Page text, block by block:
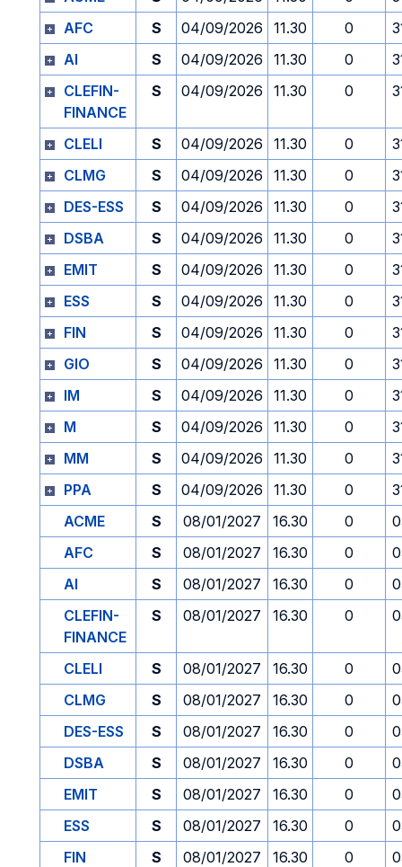
AFC
S 04/09/2026 11.30 0
AI
S 04/09/2026 11.30 0
CLEFIN-
FINANCE
S 04/09/2026 11.30 0
CLELI S 04/09/2026 11.30 0
CLMG
S 04/09/2026 11.30 0
DES-ESS
S 04/09/2026 11.30 0
DSBA
S 04/09/2026 11.30 0
EMIT
S 04/09/2026 11.30 0
ESS
S 04/09/2026 11.30 0
FIN
S 04/09/2026 11.30 0
GIO
S 04/09/2026 11.30 0
IM
S 04/09/2026 11.30 0
M
S 04/09/2026 11.30 0
MM
S 04/09/2026 11.30 0
PPA
S 04/09/2026 11.30 0
ACME
S 08/01/2027 16.30 0
AFC
S 08/01/2027 16.30 0
AI
S 08/01/2027 16.30 0
CLEFIN-
FINANCE
S 08/01/2027 16.30 0
CLELI S 08/01/2027 16.30 0
CLMG
S 08/01/2027 16.30 0
DES-ESS
S 08/01/2027 16.30 0
DSBA
S 08/01/2027 16.30 0
EMIT
S 08/01/2027 16.30 0
ESS
S 08/01/2027 16.30 0
FIN
S 08/01/2027 16.30 0